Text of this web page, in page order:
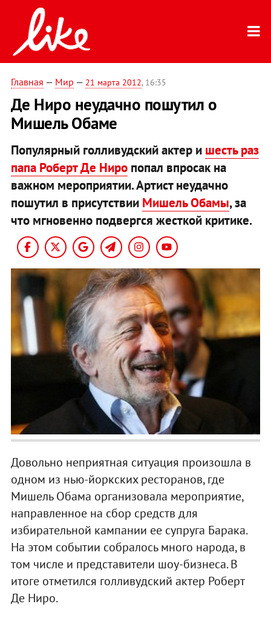
Главная — Мир — 21 марта 2012, 16:35
Де Ниро неудачно пошутил о
Мишель Обаме
Популярный голливудский актер и шесть раз
папа Роберт Де Ниропопал впросак на
важном мероприятии. Артист неудачно
пошутил в присутствии Мишель Обамы, за
что мгновенно подвергся жесткой критике.
Довольно неприятная ситуация произошла в
одном из нью-йоркских ресторанов, где
Мишель Обама организовала мероприятие,
направленное на сбор средств для
избирательной кампании ее супруга Барака.
На этом событии собралось много народа, в
том числе и представители шоу-бизнеса. В
итоге отметился голливудский актер Роберт
Де Ниро.